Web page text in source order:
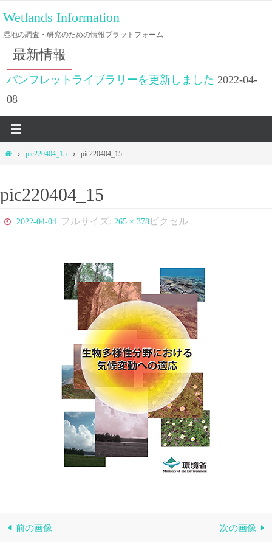
ン
テ
ツ
ス
プ
Wetlands Information
湿地の調査・研究のための情報プラットフォーム
最新情報
パンフレットライブラリーを更新しました 2022-04-
08
ホ
pic220404_15 pic220404_15
pic220404_15
2022-04-04 フルサイズ: 265 × 378 ピクセル
前の画像 次の画像